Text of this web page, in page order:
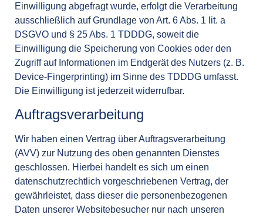
Einwilligung abgefragt wurde, erfolgt die Verarbeitung
ausschließlich auf Grundlage von Art. 6 Abs. 1 lit. a
DSGVO und § 25 Abs. 1 TDDDG, soweit die
Einwilligung die Speicherung von Cookies oder den
Zugriff auf Informationen im Endgerät des Nutzers (z. B.
Device-Fingerprinting) im Sinne des TDDDG umfasst.
Die Einwilligung ist jederzeit widerrufbar.
Auftragsverarbeitung
Wir haben einen Vertrag über Auftragsverarbeitung
(AVV) zur Nutzung des oben genannten Dienstes
geschlossen. Hierbei handelt es sich um einen
datenschutzrechtlich vorgeschriebenen Vertrag, der
gewährleistet, dass dieser die personenbezogenen
Daten unserer Websitebesucher nur nach unseren